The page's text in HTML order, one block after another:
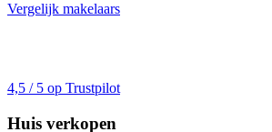
Vergelijk makelaars
4,5 / 5 op Trustpilot
Huis verkopen